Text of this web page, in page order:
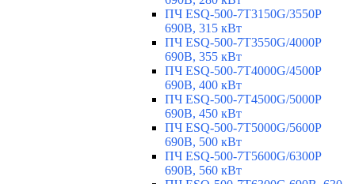
ПЧ ESQ-500-7T3150G/3550P
690В, 315 кВт
ПЧ ESQ-500-7T3550G/4000P
690В, 355 кВт
ПЧ ESQ-500-7T4000G/4500P
690В, 400 кВт
ПЧ ESQ-500-7T4500G/5000P
690В, 450 кВт
ПЧ ESQ-500-7T5000G/5600P
690В, 500 кВт
ПЧ ESQ-500-7T5600G/6300P
690В, 560 кВт